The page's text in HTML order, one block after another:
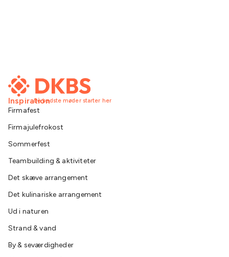
De bedste møder starter her
Inspiration
Firmafest
Firmajulefrokost
Sommerfest
Teambuilding & aktiviteter
Det skæve arrangement
Det kulinariske arrangement
Ud i naturen
Strand & vand
By & seværdigheder